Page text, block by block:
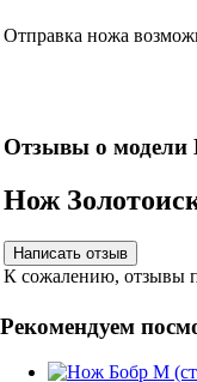
Отправка ножа
Отзывы о модели
Нож
К сожалению, отзывы
Рекомендуем